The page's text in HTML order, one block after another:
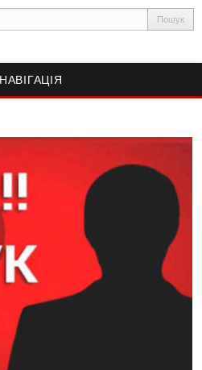
НАВІГАЦІЯ